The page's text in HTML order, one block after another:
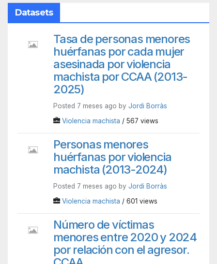
Datasets
Tasa de personas menores
huérfanas por cada mujer
asesinada por violencia
machista por CCAA (2013-
2025)
Posted 7 meses ago by Jordi Borràs
Violencia machista / 567 views
Personas menores
huérfanas por violencia
machista (2013-2024)
Posted 7 meses ago by Jordi Borràs
Violencia machista / 601 views
Número de víctimas
menores entre 2020 y 2024
por relación con el agresor.